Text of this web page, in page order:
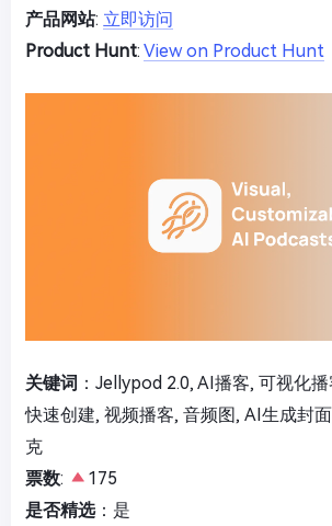
产品网站: 立即访问
Product Hunt: View on Product Hunt
关键词 ：Jellypod 2.0, AI播客, 可视化
快速创建, 视频播客, 音频图, AI生成封
克
票数:
175
是否精选：是